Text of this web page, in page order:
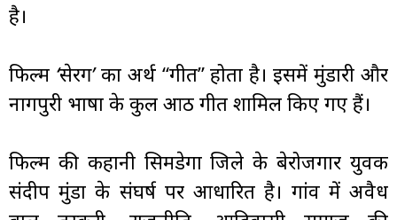
है।
फिल्म ‘सेरेंग’का अर्थ “गीत” होता है। इसमें मुंडारी और
नागपुरी भाषा के कुल आठ गीत शामिल किए गए हैं।
फिल्म की कहानी सिमडेगा जिले के बेरोजगार युवक
संदीप मुंडा के संघर्ष पर आधारित है। गांव में अवैध